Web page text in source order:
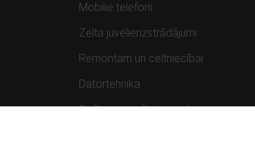
Mobilie telefoni
Zelta juvelierizstrādājumi
Remontam un celtniecībai
Datortehnika
Spēles un spēļu konsoles